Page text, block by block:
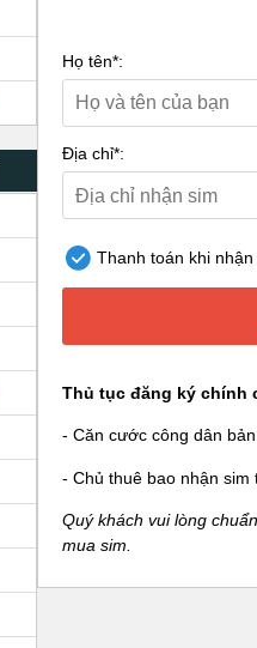
Họ tên*:
Địa chỉ*:
Thanh toán khi nhận
Thủ tục đăng ký chính
- Căn cước công dân
- Chủ thuê bao nhận
Quý khách vui lòng
mua sim.